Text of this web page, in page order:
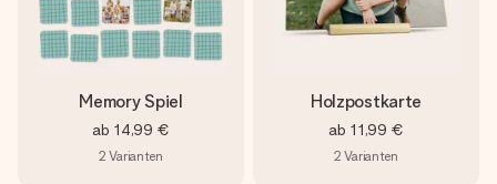
Memory Spiel
ab 14,99 €
2 Varianten
Holzpostkarte
ab 11,99 €
2 Varianten